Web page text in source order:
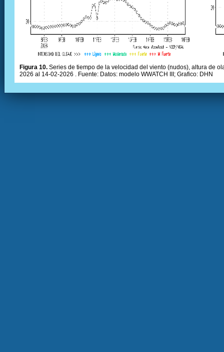
Figura 10. Series de tiempo de la velocidad del viento (nudos), altura de
2026 al 14-02-2026 . Fuente: Datos: modelo WWATCH III; Grafico: DHN